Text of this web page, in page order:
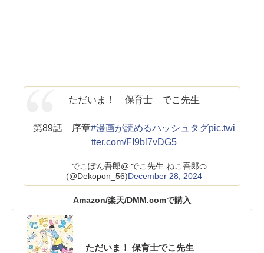
ただいま！ 保育士 でこ先生
第89話 序章#漫画が読めるハッシュタグpic.twi
tter.com/FI9bl7vDG5
— でこぽん吾郎@ でこ先生 ねこ吾郎🍊
(@Dekopon_56)December 28, 2024
Amazon/楽天/DMM.comで購入
ただいま！ 保育士でこ先生